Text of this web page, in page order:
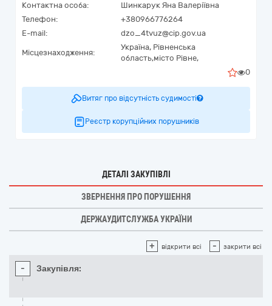
Контактна особа:
Шинкарук Яна Валеріївна
Телефон:
+380966776264
E-mail:
dzo_4tvuz@cip.gov.ua
Місцезнаходження:
Україна, Рівненська
область,місто Рівне,
0
Витяг про відсутність судимості
Реєстр корупційних порушників
ДЕТАЛІ ЗАКУПІВЛІ
ЗВЕРНЕННЯ ПРО ПОРУШЕННЯ
ДЕРЖАУДИТСЛУЖБА УКРАЇНИ
+ відкрити всі - закрити всі
- Закупівля: